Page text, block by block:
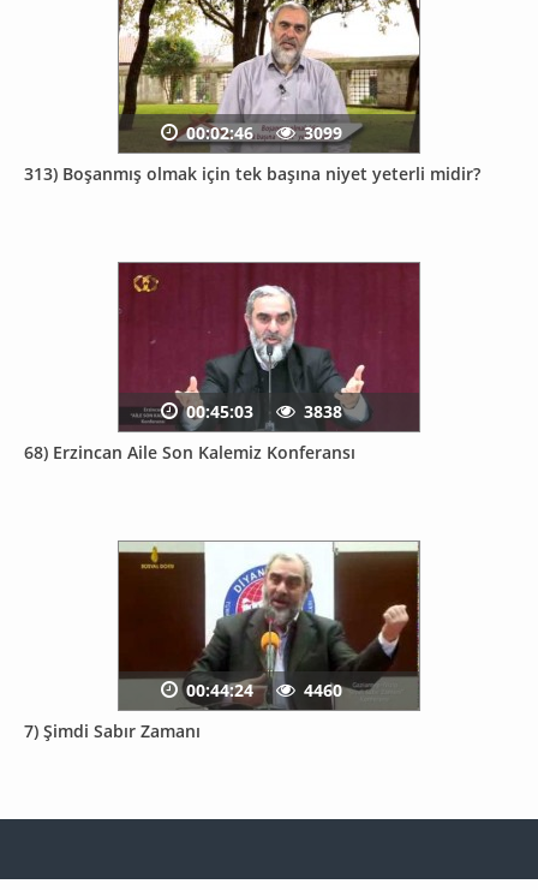
313) Boşanmış olmak için tek başına niyet yeterli midir?
00:02:46 3099
68) Erzincan Aile Son Kalemiz Konferansı
00:45:03 3838
7) Şimdi Sabır Zamanı
00:44:24 4460